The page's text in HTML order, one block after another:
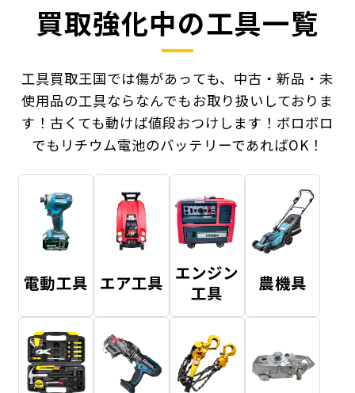
買取強化中の工具一覧
工具買取王国では傷があっても、中古・新品・未
使用品の工具ならなんでもお取り扱いしておりま
す！ 古くても動けば値段おつけします！ボロボロ
でもリチウム電池のバッテリーであればOK！
電動工具 エア工具 エンジン
工具
農機具